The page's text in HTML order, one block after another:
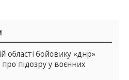
області бойовику «днр»
підозру у воєнних